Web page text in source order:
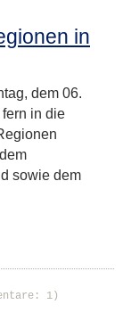
in
dem 06.
in die
sowie dem
1)